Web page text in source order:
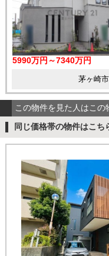
5990万円～7340万円
茅ヶ崎
この物件を見た人はこの
同じ価格帯の物件はこち